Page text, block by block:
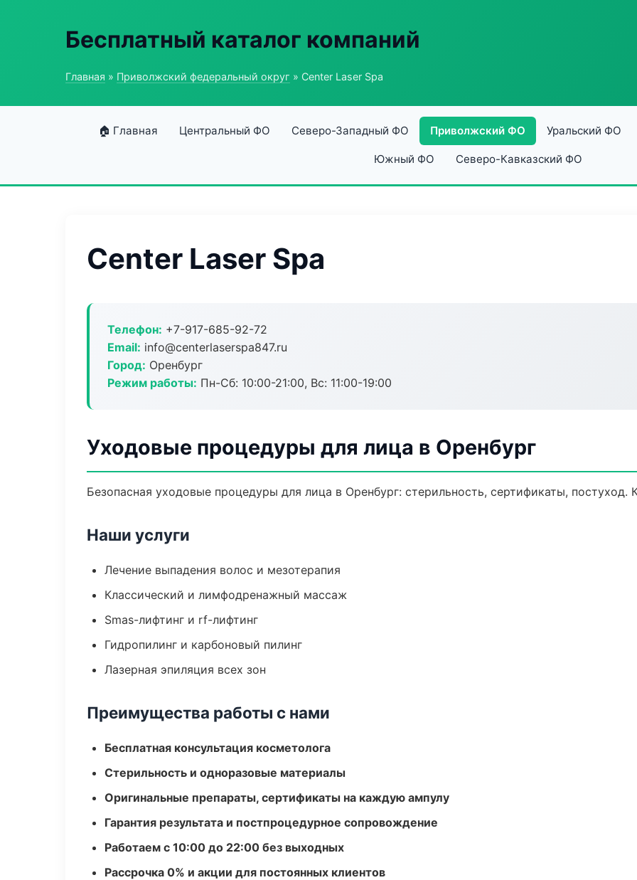
Бесплатный каталог компаний
Главная » Приволжский федеральный округ » Center Laser Spa
🏠 Главная Центральный ФО Северо-Западный ФО Приволжский ФО Уральский ФО
Южный ФО Северо-Кавказский ФО
Center Laser Spa
Телефон: +7-917-685-92-72
Email: info@centerlaserspa847.ru
Город: Оренбург
Режим работы: Пн-Сб: 10:00-21:00, Вс: 11:00-19:00
Уходовые процедуры для лица в Оренбург
Безопасная уходовые процедуры для лица в Оренбург: стерильность, сертификаты,
Наши услуги
Лечение выпадения волос и мезотерапия
Классический и лимфодренажный массаж
Smas-лифтинг и rf-лифтинг
Гидропилинг и карбоновый пилинг
Лазерная эпиляция всех зон
Преимущества работы с нами
Бесплатная консультация косметолога
Стерильность и одноразовые материалы
Оригинальные препараты, сертификаты на каждую ампулу
Гарантия результата и постпроцедурное сопровождение
Работаем с 10:00 до 22:00 без выходных
Рассрочка 0% и акции для постоянных клиентов